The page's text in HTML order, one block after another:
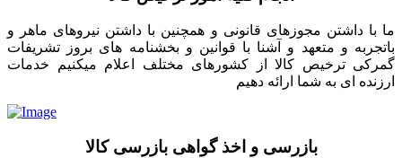
ما با داشتن مجوزهای قانونی و همچنین با داشتن نیروهای ماهر و
باتجربه و متعهد و آشنا با قوانین و بخشنامه های بروز تشریفات
گمرکی ترخیص کالا از کشورهای مختلف اعلام میکنیم خدمات
ارزنده ای به شما ارائه دهیم
بازرسی و اخذ گواهی بازرسی کالا